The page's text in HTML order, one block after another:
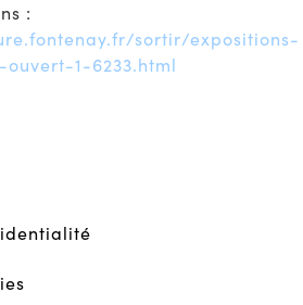
:
sortir/expositions-
1-6233.html